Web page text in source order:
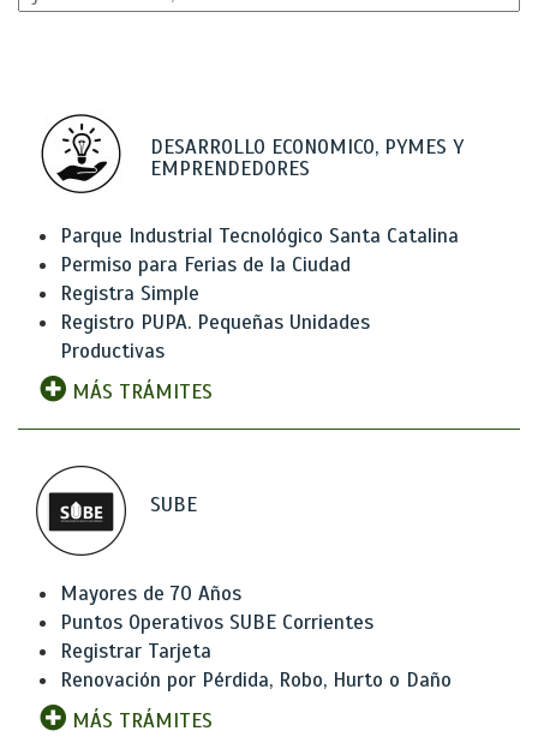
DESARROLLO ECONOMICO, PYMES Y
EMPRENDEDORES
Parque Industrial Tecnológico Santa Catalina
Permiso para Ferias de la Ciudad
Registra Simple
Registro PUPA. Pequeñas Unidades
Productivas
MÁS TRÁMITES
SUBE
Mayores de 70 Años
Puntos Operativos SUBE Corrientes
Registrar Tarjeta
Renovación por Pérdida, Robo, Hurto o Daño
MÁS TRÁMITES